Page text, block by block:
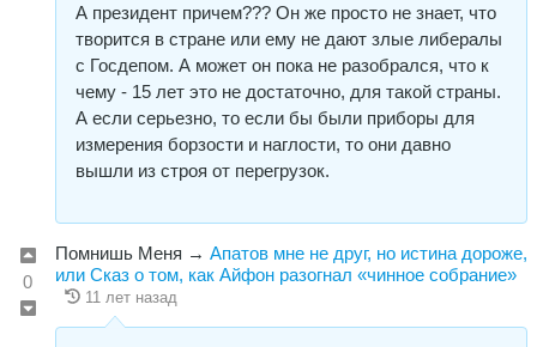
А президент причем??? Он же просто не знает, что
творится в стране или ему не дают злые либералы
с Госдепом. А может он пока не разобрался, что к
чему - 15 лет это не достаточно, для такой страны.
А если серьезно, то если бы были приборы для
измерения борзости и наглости, то они давно
вышли из строя от перегрузок.
0
Пoмнишь Меня → Апатов мне не друг, но истина дороже,
или Сказ о том, как Айфон разогнал «чинное собрание»
11 лет назад